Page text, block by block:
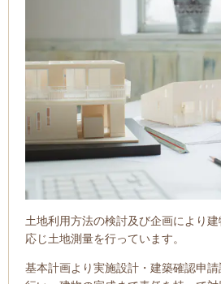
土地利用方法の検討及び企画により
応じ土地測量を行っています。
基本計画より実施設計・建築確認申